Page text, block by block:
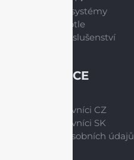
INFORMACE
Naši pracovníci CZ
Naši pracovníci SK
Ochrana osobních údajů
Spalinové systémy
Plynové kotle
Ostatní příslušenství